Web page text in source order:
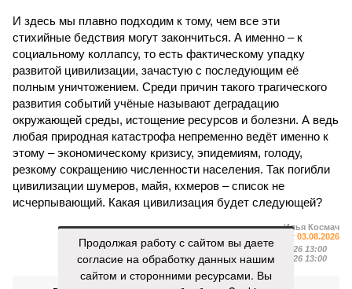
И здесь мы плавно подходим к тому, чем все эти
стихийные бедствия могут закончиться. А именно – к
социальному коллапсу, то есть фактическому упадку
развитой цивилизации, зачастую с последующим её
полным уничтожением. Среди причин такого трагического
развития событий учёные называют деградацию
окружающей среды, истощение ресурсов и болезни. А ведь
любая природная катастрофа непременно ведёт именно к
этому – экономическому кризису, эпидемиям, голоду,
резкому сокращению численности населения. Так погибли
цивилизации шумеров, майя, кхмеров – список не
исчерпывающий. Какая цивилизация будет следующей?
Илья Космач
«Наша версия» №29 от 03.08.2026
Опубликовано:05.08.2026 13:00
Отредактировано:05.08.2026 13:00
Продолжая работу с сайтом вы даете
согласие на обработку данных нашим
сайтом и сторонними ресурсами. Вы